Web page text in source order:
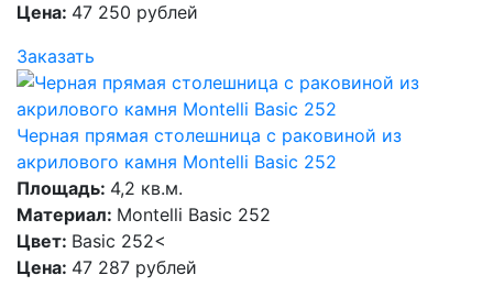
Цена: 47 250 рублей
Заказать
Черная прямая столешница с раковиной из
акрилового камня Montelli Basic 252
Площадь: 4,2 кв.м.
Материал: Montelli Basic 252
Цвет: Basic 252<
Цена: 47 287 рублей